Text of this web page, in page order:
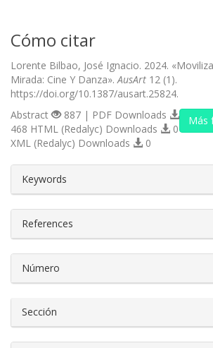
Cómo citar
Lorente Bilbao, José Ignacio. 2024.
Mirada: Cine Y Danza».AusArt 12 (1).
https://doi.org/10.1387/ausart.25824.
Más
Abstract
887 | PDF Downloads
468 HTML (Redalyc) Downloads
0
XML (Redalyc) Downloads
0
Keywords
References
Número
Sección